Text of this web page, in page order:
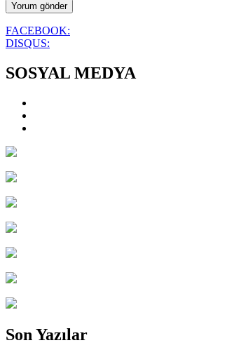
FACEBOOK:
DISQUS:
SOSYAL MEDYA
Son Yazılar